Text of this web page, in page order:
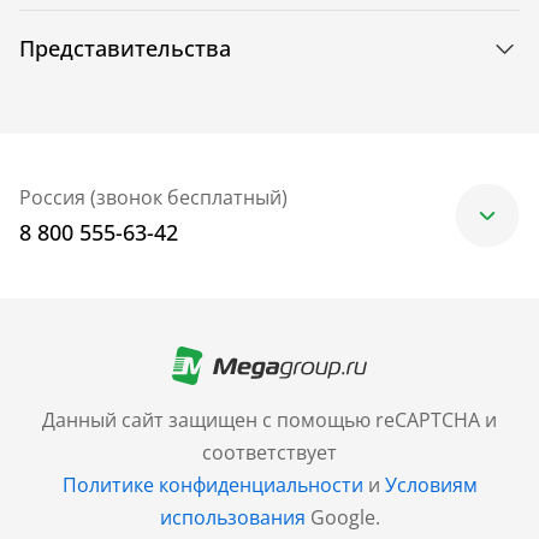
Данный сайт защищен с помощью reCAPTCHA и
соответствует
Политике конфиденциальности и Условиям
использования Google.
Представительства
Россия (звонок бесплатный)
8 800 555-63-42
+7 (499) 705-30-10
Санкт-Петербург
+7 (812) 600-77-33
Барнаул